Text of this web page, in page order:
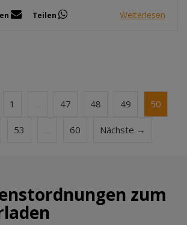
Teilen Weiterlesen
1 47 48 49 50
53 60 Nächste →
zum